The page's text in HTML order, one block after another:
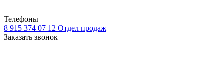
Телефоны
8 915 374 07 12 Отдел продаж
Заказать звонок